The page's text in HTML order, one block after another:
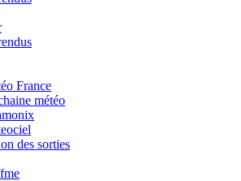
France
météo
des sorties